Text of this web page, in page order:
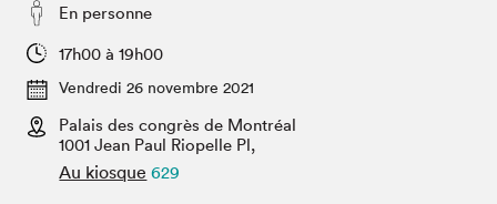
Espace médias
Espace exposant⋅e⋅s
Club de lecture Braindate
Planifier sa visite
Projets partenaires 2022
Archives
En personne
17h00 à 19h00
Vendredi 26 novembre 2021
Palais des congrès de Montréal
1001 Jean Paul Riopelle Pl,
Au kiosque 629